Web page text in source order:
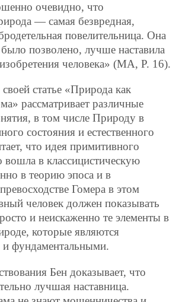
очевидно, что
— самая безвредная,
повелительница. Она
позволено, лучше наставила
человека» (МА, Р. 16).
статье «Природа как
рассматривает различные
в том числе Природу в
состояния и естественного
что идея примитивного
вошла в классицистическую
в теорию эпоса и в
Гомера в этом
человек должен показывать
и неискаженно те элементы в
которые являются
фундаментальными.
Бен доказывает, что
лучшая наставница.